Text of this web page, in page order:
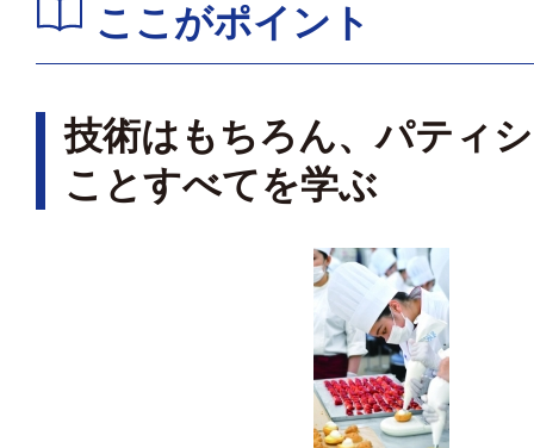
ここがポイント
技術はもちろん、パティ
ことすべてを学ぶ